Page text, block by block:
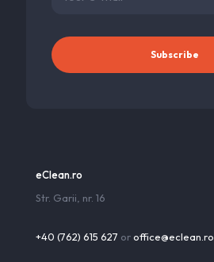
eClean.ro
Str. Garii, nr. 16
+40 (762) 615 627 oroffice@eclean.ro